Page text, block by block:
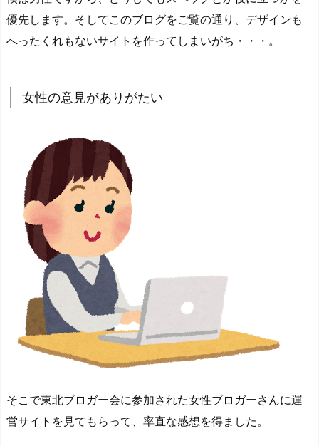
優先します。そしてこのブログをご覧の通り、デザインも
へったくれもないサイトを作ってしまいがち・・・。
女性の意見がありがたい
そこで東北ブロガー会に参加された女性ブロガーさんに運
営サイトを見てもらって、率直な感想を得ました。